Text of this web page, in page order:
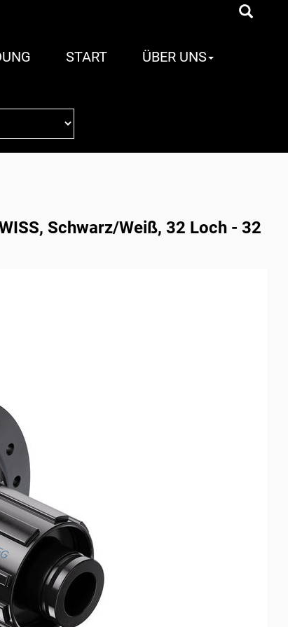
START ÜBER UNS
Schwarz/Weiß, 32 Loch - 32